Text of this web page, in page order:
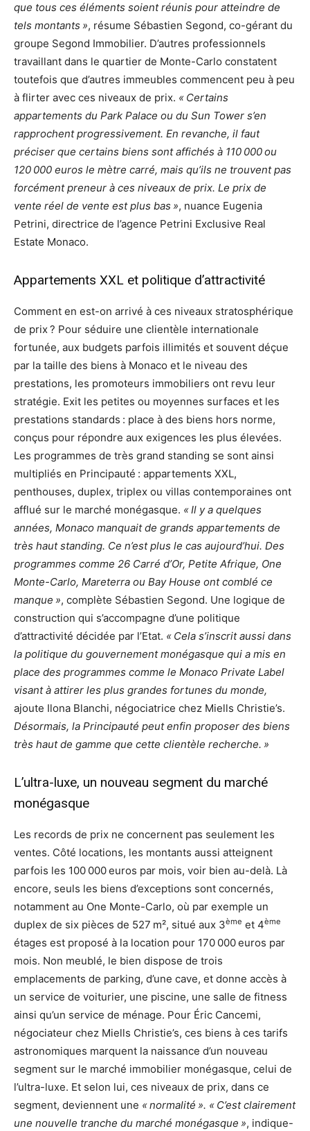
que tous ces éléments soient réunis pour atteindre de
tels montants », résume Sébastien Segond, co-gérant du
groupe Segond Immobilier. D’autres professionnels
travaillant dans le quartier de Monte-Carlo constatent
toutefois que d’autres immeubles commencent peu à peu
à flirter avec ces niveaux de prix. « Certains
appartements du Park Palace ou du Sun Tower s’en
rapprochent progressivement. En revanche, il faut
préciser que certains biens sont affichés à 110 000 ou
120 000 euros le mètre carré, mais qu’ils ne trouvent pas
forcément preneur à ces niveaux de prix. Le prix de
vente réel de vente est plus bas », nuance Eugenia
Petrini, directrice de l’agence Petrini Exclusive Real
Estate Monaco.
Appartements XXL et politique d’attractivité
Comment en est-on arrivé à ces niveaux stratosphérique
de prix ? Pour séduire une clientèle internationale
fortunée, aux budgets parfois illimités et souvent déçue
par la taille des biens à Monaco et le niveau des
prestations, les promoteurs immobiliers ont revu leur
stratégie. Exit les petites ou moyennes surfaces et les
prestations standards : place à des biens hors norme,
conçus pour répondre aux exigences les plus élevées.
Les programmes de très grand standing se sont ainsi
multipliés en Principauté : appartements XXL,
penthouses, duplex, triplex ou villas contemporaines ont
afflué sur le marché monégasque. « Il y a quelques
années, Monaco manquait de grands appartements de
très haut standing. Ce n’est plus le cas aujourd’hui. Des
programmes comme 26 Carré d’Or, Petite Afrique, One
Monte-Carlo, Mareterra ou Bay House ont comblé ce
manque », complète Sébastien Segond. Une logique de
construction qui s’accompagne d’une politique
d’attractivité décidée par l’Etat. « Cela s’inscrit aussi dans
la politique du gouvernement monégasque qui a mis en
place des programmes comme le Monaco Private Label
visant à attirer les plus grandes fortunes du monde,
ajoute Ilona Blanchi, négociatrice chez Miells Christie’s.
Désormais, la Principauté peut enfin proposer des biens
très haut de gamme que cette clientèle recherche. »
L’ultra-luxe, un nouveau segment du marché
monégasque
Les records de prix ne concernent pas seulement les
ventes. Côté locations, les montants aussi atteignent
parfois les 100 000 euros par mois, voir bien au-delà. Là
encore, seuls les biens d’exceptions sont concernés,
notamment au One Monte-Carlo, où par exemple un
duplex de six pièces de 527 m², situé aux 3ème et 4ème
étages est proposé à la location pour 170 000 euros par
mois. Non meublé, le bien dispose de trois
emplacements de parking, d’une cave, et donne accès à
un service de voiturier, une piscine, une salle de fitness
ainsi qu’un service de ménage. Pour Éric Cancemi,
négociateur chez Miells Christie’s, ces biens à ces tarifs
astronomiques marquent la naissance d’un nouveau
segment sur le marché immobilier monégasque, celui de
l’ultra-luxe. Et selon lui, ces niveaux de prix, dans ce
segment, deviennent une « normalité ». « C’est clairement
une nouvelle tranche du marché monégasque », indique-